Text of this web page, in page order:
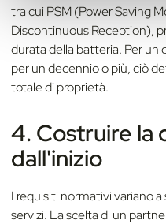
tra cui PSM (Power Saving
Discontinuous Reception),
durata della batteria. Per
per un decennio o più, ciò
totale di proprietà.
4. Costruire la
dall'inizio
I requisiti normativi variano
servizi. La scelta di un